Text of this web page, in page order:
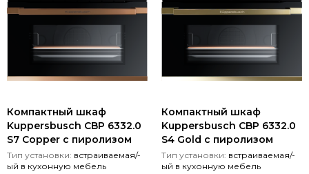
Компактный шкаф
Kuppersbusch CBP 6332.0
S7 Copper с пиролизом
Тип установки: встраиваемая/-
ый в кухонную мебель
Компактный шкаф
Kuppersbusch CBP 6332.0
S4 Gold с пиролизом
Тип установки: встраиваемая/-
ый в кухонную мебель